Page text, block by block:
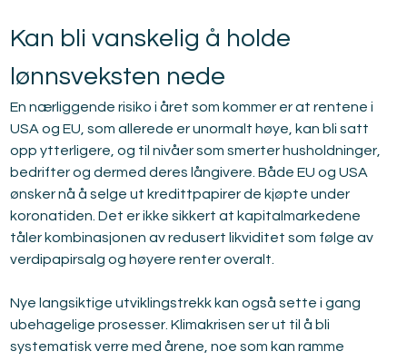
Kan bli vanskelig å holde
lønnsveksten nede
En nærliggende risiko i året som kommer er at rentene i
USA og EU, som allerede er unormalt høye, kan bli satt
opp ytterligere, og til nivåer som smerter husholdninger,
bedrifter og dermed deres långivere. Både EU og USA
ønsker nå å selge ut kredittpapirer de kjøpte under
koronatiden. Det er ikke sikkert at kapitalmarkedene
tåler kombinasjonen av redusert likviditet som følge av
verdipapirsalg og høyere renter overalt.
Nye langsiktige utviklingstrekk kan også sette i gang
ubehagelige prosesser. Klimakrisen ser ut til å bli
systematisk verre med årene, noe som kan ramme